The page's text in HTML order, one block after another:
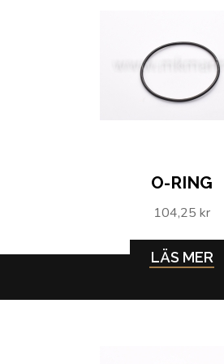
O-RING
104,25 kr
LÄS MER